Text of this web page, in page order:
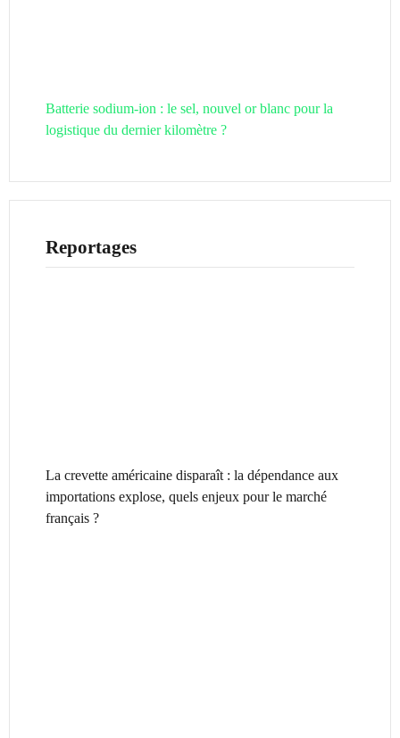
Batterie sodium-ion : le sel, nouvel or blanc pour la
logistique du dernier kilomètre ?
Reportages
La crevette américaine disparaît : la dépendance aux
importations explose, quels enjeux pour le marché
français ?